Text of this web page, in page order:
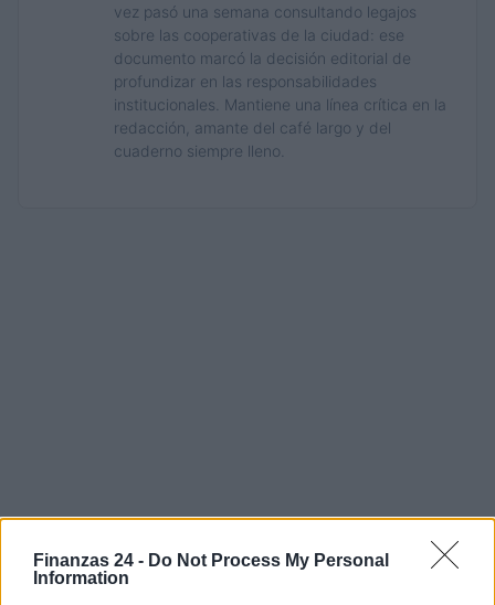
Finanzas 24 - Do Not Process My Personal
Information
vez pasó una semana consultando legajos
sobre las cooperativas de la ciudad: ese
documento marcó la decisión editorial de
profundizar en las responsabilidades
institucionales. Mantiene una línea crítica en la
redacción, amante del café largo y del
cuaderno siempre lleno.